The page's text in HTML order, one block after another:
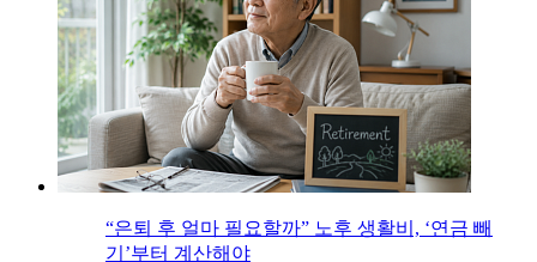
“은퇴 후 얼마 필요할까” 노후 생활비, ‘연금 빼
기’부터 계산해야